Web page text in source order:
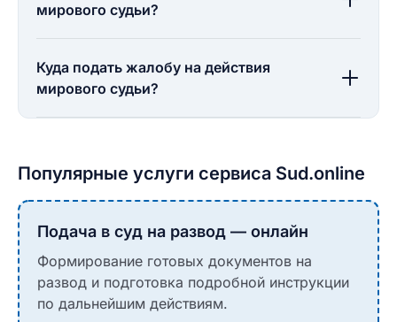
мирового судьи?
Куда подать жалобу на действия
мирового судьи?
Популярные услуги сервиса Sud.online
Подача в суд на развод — онлайн
Формирование готовых документов на
развод и подготовка подробной инструкции
по дальнейшим действиям.